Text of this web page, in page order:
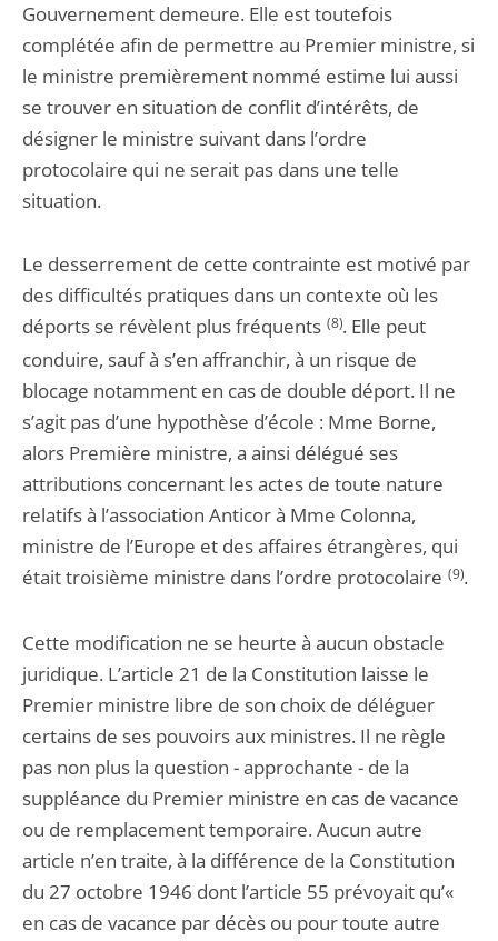
Gouvernement demeure. Elle est toutefois
complétée afin de permettre au Premier ministre, si
le ministre premièrement nommé estime lui aussi
se trouver en situation de conflit d’intérêts, de
désigner le ministre suivant dans l’ordre
protocolaire qui ne serait pas dans une telle
situation.
Le desserrement de cette contrainte est motivé par
des difficultés pratiques dans un contexte où les
déports se révèlent plus fréquents (8). Elle peut
conduire, sauf à s’en affranchir, à un risque de
blocage notamment en cas de double déport. Il ne
s’agit pas d’une hypothèse d’école : Mme Borne,
alors Première ministre, a ainsi délégué ses
attributions concernant les actes de toute nature
relatifs à l’association Anticor à Mme Colonna,
ministre de l’Europe et des affaires étrangères, qui
était troisième ministre dans l’ordre protocolaire (9).
Cette modification ne se heurte à aucun obstacle
juridique. L’article 21 de la Constitution laisse le
Premier ministre libre de son choix de déléguer
certains de ses pouvoirs aux ministres. Il ne règle
pas non plus la question - approchante - de la
suppléance du Premier ministre en cas de vacance
ou de remplacement temporaire. Aucun autre
article n’en traite, à la différence de la Constitution
du 27 octobre 1946 dont l’article 55 prévoyait qu’«
en cas de vacance par décès ou pour toute autre